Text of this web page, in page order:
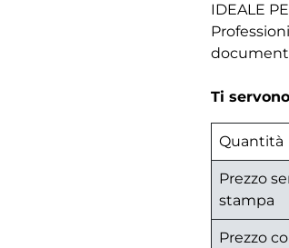
IDEALE
Ti
Quantità
Prezzo
stampa
Prezzo